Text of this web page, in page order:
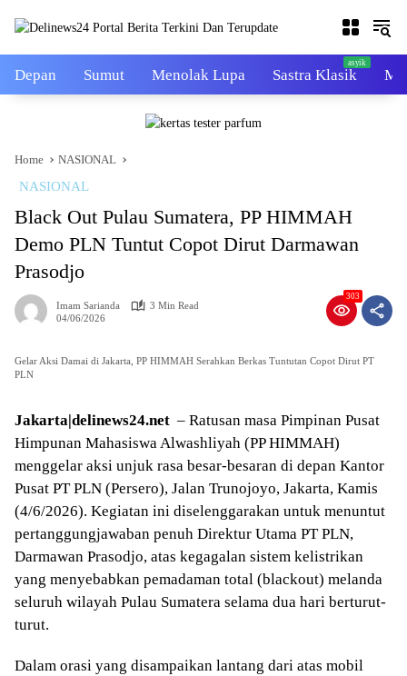
Depan Sumut Menolak Lupa Sastra Klasik
Home NASIONAL
NASIONAL
Black Out Pulau Sumatera, PP HIMMAH
Demo PLN Tuntut Copot Dirut Darmawan
Prasodjo
Imam Sarianda
3 Min Read
04/06/2026
303
Gelar Aksi Damai di Jakarta, PP HIMMAH Serahkan Berkas Tuntutan Copot Dirut PT
PLN
Jakarta|delinews24.net – Ratusan masa Pimpinan Pusat
Himpunan Mahasiswa Alwashliyah (PP HIMMAH)
menggelar aksi unjuk rasa besar-besaran di depan Kantor
Pusat PT PLN (Persero), Jalan Trunojoyo, Jakarta, Kamis
(4/6/2026). Kegiatan ini diselenggarakan untuk menuntut
pertanggungjawaban penuh Direktur Utama PT PLN,
Darmawan Prasodjo, atas kegagalan sistem kelistrikan
yang menyebabkan pemadaman total (blackout) melanda
seluruh wilayah Pulau Sumatera selama dua hari berturut-
turut.
Dalam orasi yang disampaikan lantang dari atas mobil